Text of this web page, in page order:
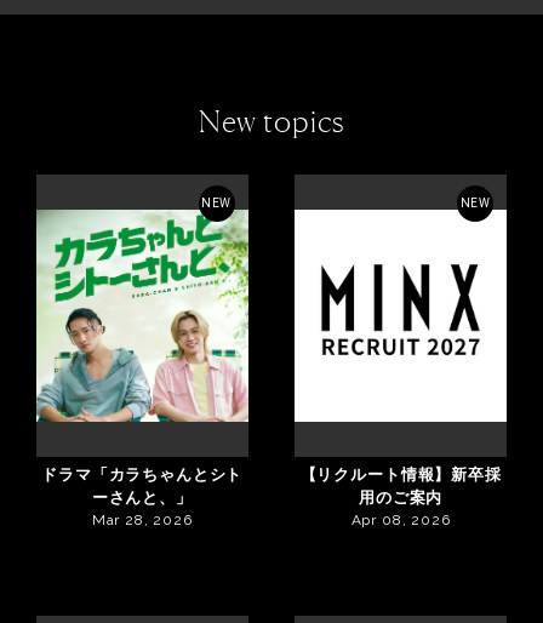
New topics
NEW
ドラマ「カラちゃんとシト
ーさんと、」
Mar 28, 2026
NEW
【リクルート情報】新卒採
用のご案内
Apr 08, 2026